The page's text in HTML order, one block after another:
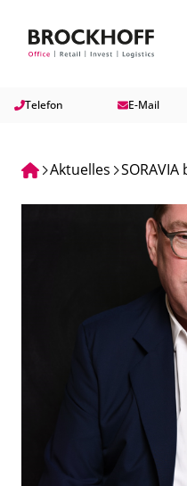
Zum Fuß springen
Telefon E-Mail
Aktuelles